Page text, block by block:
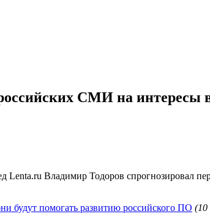
СМИ на
Lenta.ru Владимир Тодоров спрогнозировал
будут помогать развитию российского ПО (10